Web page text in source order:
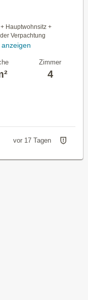
Hauptwohnsitz +
Verpachtung
Zimmer
4
vor 17 Tagen